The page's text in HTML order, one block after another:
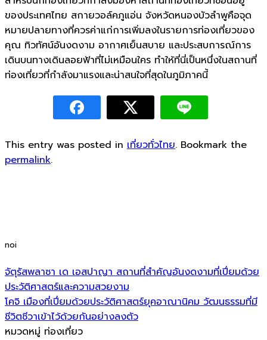
ของประเทศไทย สกายวอล์คภูแอ่น จังหวัดหนองบัวลำพูคือจุด
หมายปลายทางที่ควรค่าแก่การเพิ่มลงในรายการท่องเที่ยวของ
คุณ ทิวทัศน์อันงดงาม อากาศเย็นสบาย และประสบการณ์การ
เดินบนทางเดินลอยฟ้าที่ไม่เหมือนใคร ทำให้ที่นี่เป็นหนึ่งในสถานที่
ท่องเที่ยวที่กำลังมาแรงและน่าสนใจที่สุดในภูมิภาคนี้
This entry was posted in เที่ยวทั่วไทย. Bookmark the
permalink.
noi
จัตุรัสพลาซา เด เอสปาญา สถานที่สำคัญอันงดงามที่เปี่ยมด้วย
ประวัติศาสตร์และความสวยงาม
โคจิ เมืองที่เปี่ยมด้วยประวัติศาสตร์ยุคอาณานิคม วัฒนธรรมที่มี
ชีวิตชีวาเข้าไว้ด้วยกันอย่างลงตัว
หมวดหมู่ ท่องเที่ยว